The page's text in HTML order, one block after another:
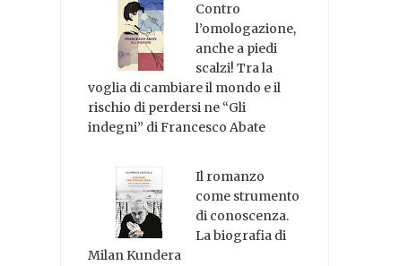
Contro
l’omologazione,
anche a piedi
scalzi! Tra la
voglia di cambiare il mondo e il
rischio di perdersi ne “Gli
indegni” di Francesco Abate
Il romanzo
come strumento
di conoscenza.
La biografia di
Milan Kundera